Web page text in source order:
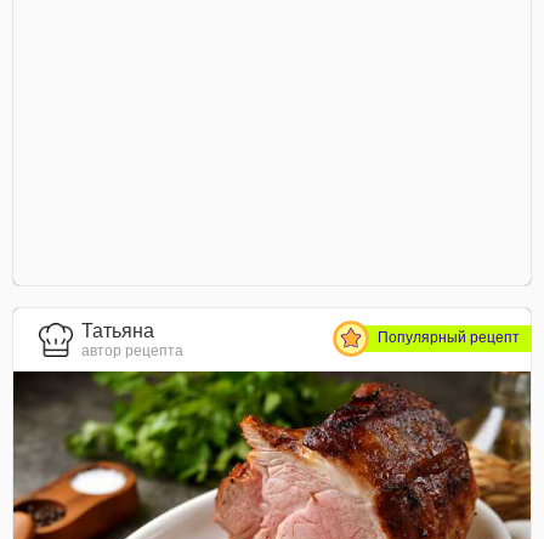
Татьяна
автор рецепта
Популярный рецепт